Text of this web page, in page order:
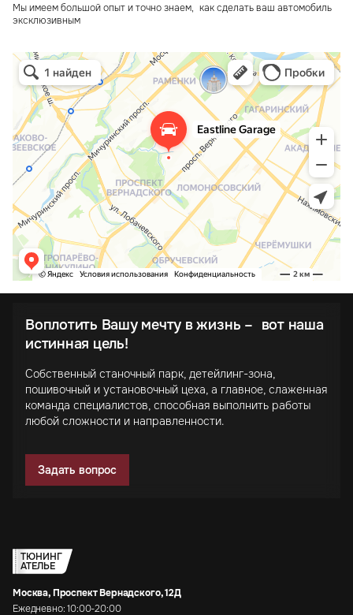
Мы имеем большой опыт и точно знаем, как сделать ваш автомобиль
эксклюзивным
Воплотить Вашу мечту в жизнь – вот наша
истинная цель!
Собственный станочный парк, детейлинг-зона,
пошивочный и установочный цеха, а главное, слаженная
команда специалистов, способная выполнить работы
любой сложности и направленности.
Задать вопрос
ТЮНИНГ
АТЕЛЬЕ
Москва, Проспект Вернадского, 12Д
Ежедневно: 10:00-20:00